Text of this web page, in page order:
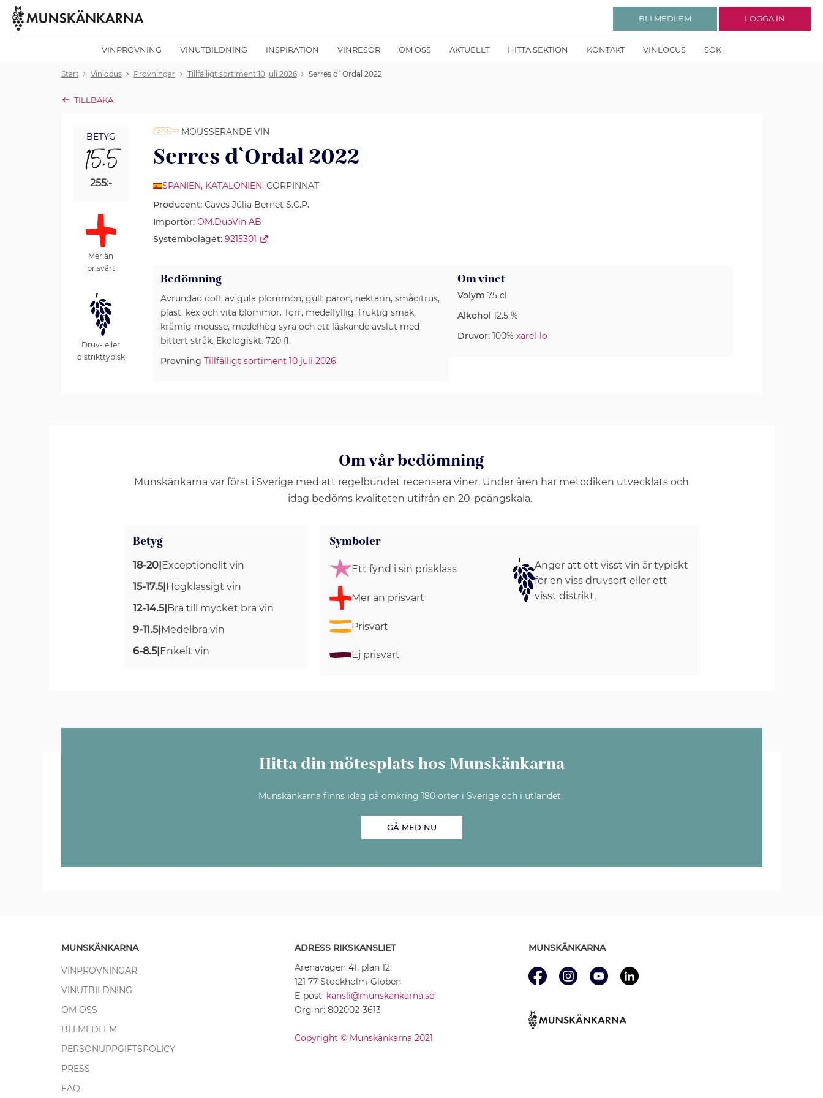
VINPROVNING VINUTBILDNING INSPIRATION VINRESOR OM OSS AKTUELLT HITTA SEKTION KONTAKT VINLOCUS SÖK
BLI MEDLEM LOGGA IN
Start Vinlocus Provningar Tillfälligt sortiment 10 juli 2026 Serres d`Ordal 2022
TILLBAKA
BETYG
15,5
255:-
Mer än
prisvärt
Druv- eller
distrikttypisk
MOUSSERANDE VIN
Serres d`Ordal 2022
SPANIEN, KATALONIEN, CORPINNAT
Producent:Caves Júlia Bernet S.C.P.
Importör: OM.DuoVin AB
Systembolaget: 9215301
Bedömning
Avrundad doft av gula plommon, gult päron, nektarin, småcitrus,
plast, kex och vita blommor. Torr, medelfyllig, fruktig smak,
krämig mousse, medelhög syra och ett läskande avslut med
bittert stråk. Ekologiskt. 720 fl.
Provning Tillfälligt sortiment 10 juli 2026
Om vinet
Volym 75 cl
Alkohol 12.5 %
Druvor: 100% xarel-lo
Om vår bedömning
Munskänkarna var först i Sverige med att regelbundet recensera viner. Under åren har metodiken utvecklats och
idag bedöms kvaliteten utifrån en 20-poängskala.
Betyg
18-20|Exceptionellt vin
15-17.5|Högklassigt vin
12-14.5|Bra till mycket bra vin
9-11.5|Medelbra vin
6-8.5|Enkelt vin
Symboler
Ett fynd i sin prisklass
Mer än prisvärt
Prisvärt
Ej prisvärt
Anger att ett visst vin är typiskt
för en viss druvsort eller ett
visst distrikt.
Hitta din mötesplats hos Munskänkarna
Munskänkarna finns idag på omkring 180 orter i Sverige och i utlandet.
GÅ MED NU
MUNSKÄNKARNA
VINPROVNINGAR
VINUTBILDNING
OM OSS
BLI MEDLEM
PERSONUPPGIFTSPOLICY
PRESS
FAQ
ADRESS RIKSKANSLIET
Arenavägen 41, plan 12,
121 77 Stockholm-Globen
E-post: kansli@munskankarna.se
Org nr: 802002-3613
Copyright © Munskänkarna 2021
MUNSKÄNKARNA